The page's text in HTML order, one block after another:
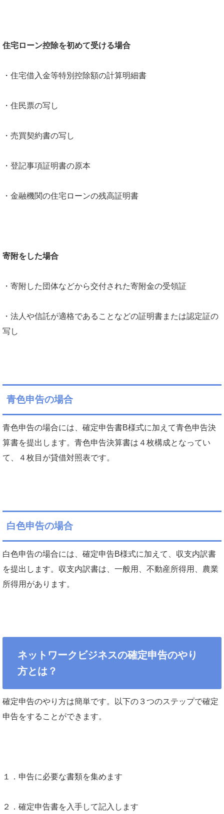
住宅ローン控除を初めて受ける場合
・住宅借入金等特別控除額の計算明細書
・住民票の写し
・売買契約書の写し
・登記事項証明書の原本
・金融機関の住宅ローンの残高証明書
寄附をした場合
・寄附した団体などから交付された寄附金の受領証
・法人や信託が適格であることなどの証明書または認定証の
写し
青色申告の場合
青色申告の場合には、確定申告書B様式に加えて青色申告決
算書を提出します。青色申告決算書は４枚構成となってい
て、４枚目が貸借対照表です。
白色申告の場合
白色申告の場合には、確定申告B様式に加えて、収支内訳書
を提出します。収支内訳書は、一般用、不動産所得用、農業
所得用があります。
ネットワークビジネスの確定申告のやり
方とは？
確定申告のやり方は簡単です。以下の３つのステップで確定
申告をすることができます。
１．申告に必要な書類を集めます
２．確定申告書を入手して記入します